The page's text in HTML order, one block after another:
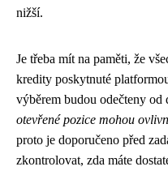
nižší.
Je třeba mít na paměti, že
kredity poskytnuté
výběrem budou odečteny od
otevřené pozice mohou
proto je doporučeno před
zkontrolovat, zda máte